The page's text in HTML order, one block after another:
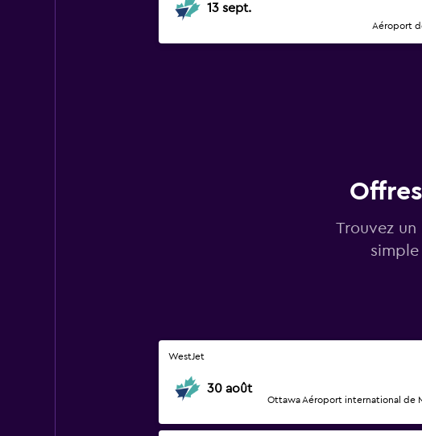
13 sept.
Aéroport
Trouvez
WestJet
30 août
Ottawa Aéroport international de